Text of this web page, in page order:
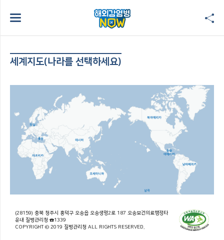
세계지도(나라를 선택하세요)
(28159) 충북 청주시 흥덕구 오송읍 오송생명2로 187 오송보건의료행정타
운내 질병관리청 ☎1339
COPYRIGHT © 2019 질병관리청 ALL RIGHTS RESERVED.